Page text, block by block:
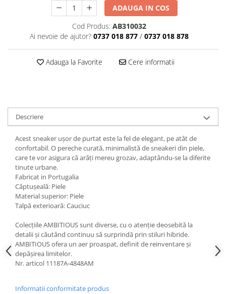
ADAUGA IN COS
Cod Produs: AB310032
Ai nevoie de ajutor? 0737 018 877 / 0737 018 878
Adauga la Favorite Cere informatii
Descriere
Acest sneaker ușor de purtat este la fel de elegant, pe atât de
confortabil. O pereche curată, minimalistă de sneakeri din piele,
care te vor asigura că arăți mereu grozav, adaptându-se la diferite
tinute urbane.
Fabricat in Portugalia
Căptuşeală: Piele
Material superior: Piele
Talpă exterioară: Cauciuc
Colecțiile AMBITIOUS sunt diverse, cu o atenție deosebită la
detalii și căutând continuu să surprindă prin stiluri hibride.
AMBITIOUS ofera un aer proaspat, definit de reinventare și
depășirea limitelor.
Nr. articol 11187A-4848AM
Informatii conformitate produs